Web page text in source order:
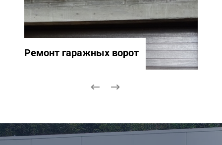
Ремонт гаражных ворот